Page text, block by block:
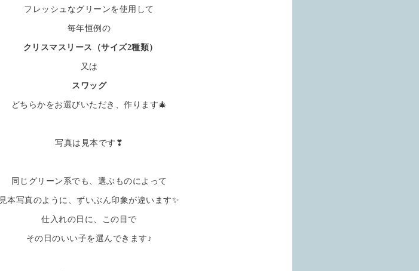
フレッシュなグリーンを使用して
毎年恒例の
クリスマスリース（サイズ2種類）
又は
スワッグ
どちらかをお選びいただき、作ります🎄
写真は見本です❣
同じグリーン系でも、選ぶものによって
見本写真のように、ずいぶん印象が違います✨
仕入れの日に、この目で
その日のいい子を選んできます♪